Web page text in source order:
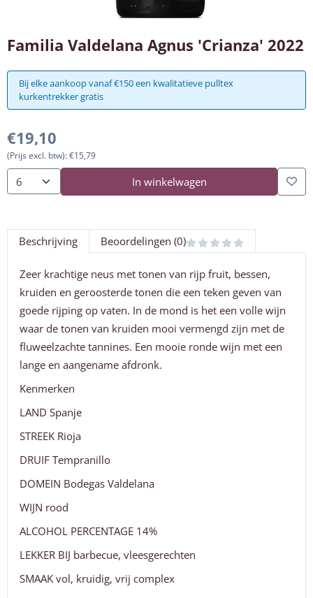
Familia Valdelana Agnus 'Crianza' 2022
Bij elke aankoop vanaf €150 een kwalitatieve pulltex
kurkentrekker gratis
€19,10
(Prijs excl. btw):€15,79
Aantal In winkelwagen
Beschrijving Beoordelingen (0)
Zeer krachtige neus met tonen van rijp fruit, bessen,
kruiden en geroosterde tonen die een teken geven van
goede rijping op vaten. In de mond is het een volle wijn
waar de tonen van kruiden mooi vermengd zijn met de
fluweelzachte tannines. Een mooie ronde wijn met een
lange en aangename afdronk.
Kenmerken
LAND Spanje
STREEK Rioja
DRUIF Tempranillo
DOMEIN Bodegas Valdelana
WIJN rood
ALCOHOL PERCENTAGE 14%
LEKKER BIJ barbecue, vleesgerechten
SMAAK vol, kruidig, vrij complex